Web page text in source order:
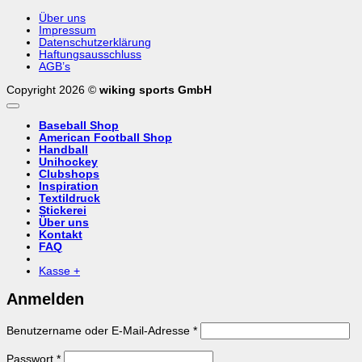
Über uns
Impressum
Datenschutzerklärung
Haftungsausschluss
AGB’s
Copyright 2026 © wiking sports GmbH
Baseball Shop
American Football Shop
Handball
Unihockey
Clubshops
Inspiration
Textildruck
Stickerei
Über uns
Kontakt
FAQ
Kasse +
Anmelden
Benutzername oder E-Mail-Adresse *Erforderlich
Passwort *Erforderlich